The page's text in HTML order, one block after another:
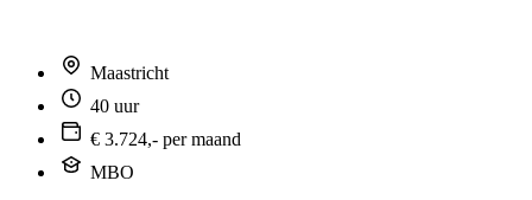
Maastricht
40 uur
€ 3.724,- per maand
MBO